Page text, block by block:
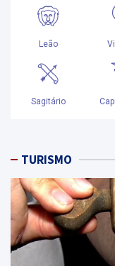
TURISMO